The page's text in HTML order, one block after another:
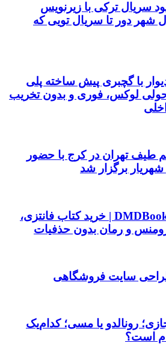
سریال ترکی با زیرنویس
شهر دور تا سریال تویی که
با گچبری پیش ساخته پلی
لوکس، فوری و بدون تخریب
طیف تهران در کرج با حضور
برگزار شد
فروشگاه کتاب DMDBook | خرید کتاب فانتزی،
و رمان بدون حذفیات
سایت فروشگاهی
رونالدو یا مسی؛ کدام‌یک
است؟